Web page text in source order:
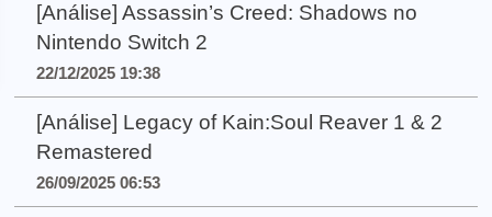
[Análise] Assassin’s Creed: Shadows no
Nintendo Switch 2
22/12/2025 19:38
[Análise] Legacy of Kain:Soul Reaver 1 & 2
Remastered
26/09/2025 06:53